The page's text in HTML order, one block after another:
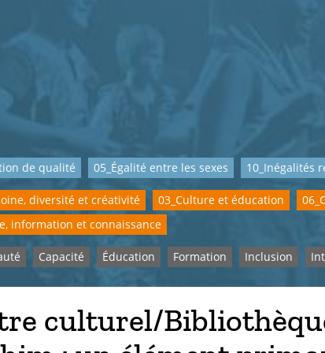
de qualité 05_Égalité entre les sexes 10_Inégalités
diversité et créativité 03_Culture et éducation
information et connaissance
Capacité Éducation Formation Inclusion
culturel/